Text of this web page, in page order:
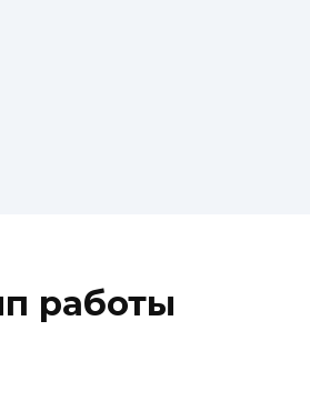
работы